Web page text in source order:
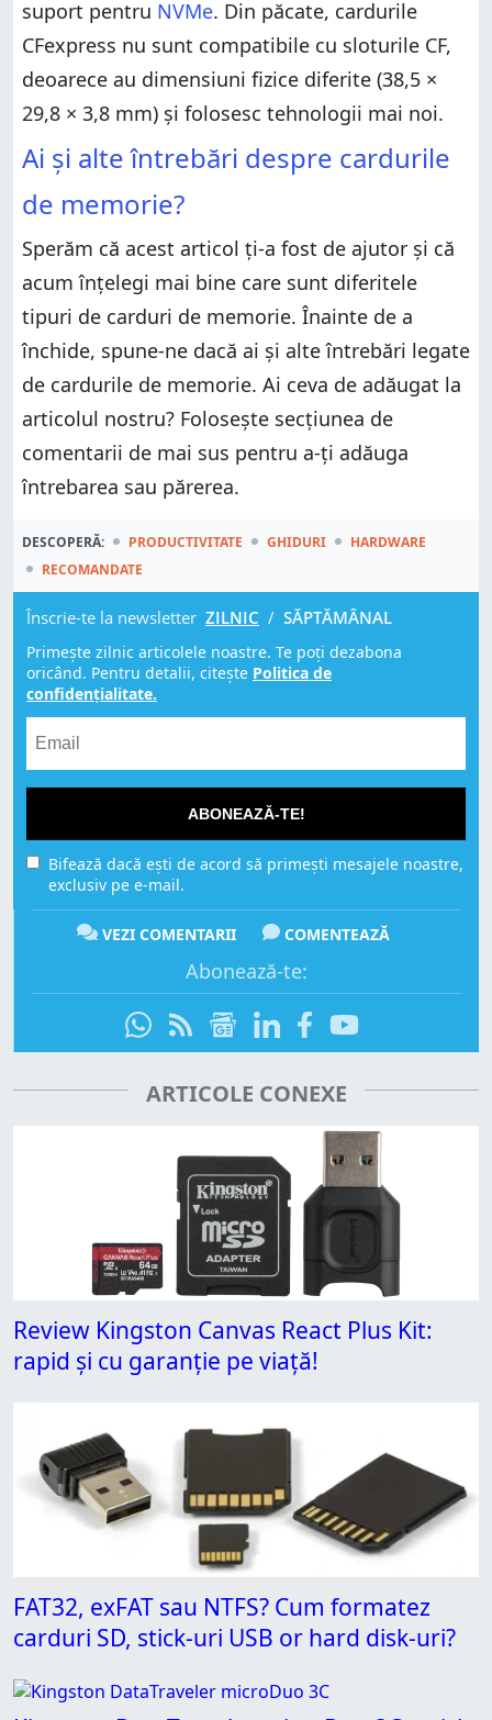
suport pentru NVMe. Din păcate, cardurile
CFexpress nu sunt compatibile cu sloturile CF,
deoarece au dimensiuni fizice diferite (38,5 ×
29,8 × 3,8 mm) și folosesc tehnologii mai noi.
Ai și alte întrebări despre cardurile
de memorie?
Sperăm că acest articol ți-a fost de ajutor și că
acum înțelegi mai bine care sunt diferitele
tipuri de carduri de memorie. Înainte de a
închide, spune-ne dacă ai și alte întrebări legate
de cardurile de memorie. Ai ceva de adăugat la
articolul nostru? Folosește secțiunea de
comentarii de mai sus pentru a-ți adăuga
întrebarea sau părerea.
DESCOPERĂ: PRODUCTIVITATE GHIDURI
HARDWARE
RECOMANDATE
Înscrie-te la newsletter ZILNIC / SĂPTĂMÂNAL
Primește zilnic articolele noastre. Te poți dezabona
oricând. Pentru detalii, citește Politica de
confidențialitate.
ABONEAZĂ-TE!
Bifează dacă ești de acord să primești mesajele noastre,
exclusiv pe e-mail.
VEZI COMENTARII COMENTEAZĂ
Abonează-te:
ARTICOLE CONEXE
Review Kingston Canvas React Plus Kit:
rapid și cu garanție pe viață!
FAT32, exFAT sau NTFS? Cum formatez
carduri SD, stick-uri USB or hard disk-uri?